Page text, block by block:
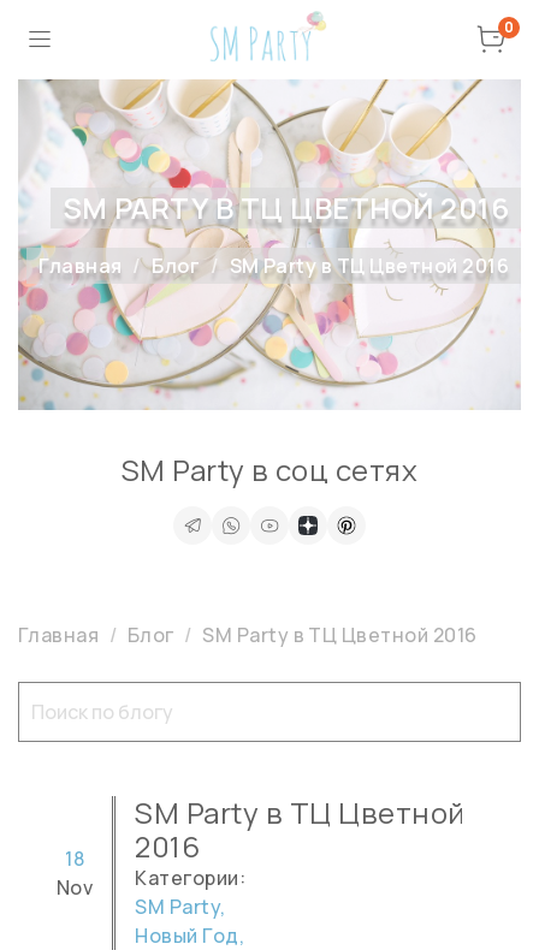
0
SM PARTY В ТЦ ЦВЕТНОЙ 2016
Главная Блог SM Party в ТЦ Цветной 2016
Главная Блог SM Party в ТЦ Цветной 2016
SM Party в ТЦ Цветной
2016
18
Nov
Категории:
SM Party,
Новый Год,
SM Party в соц сетях